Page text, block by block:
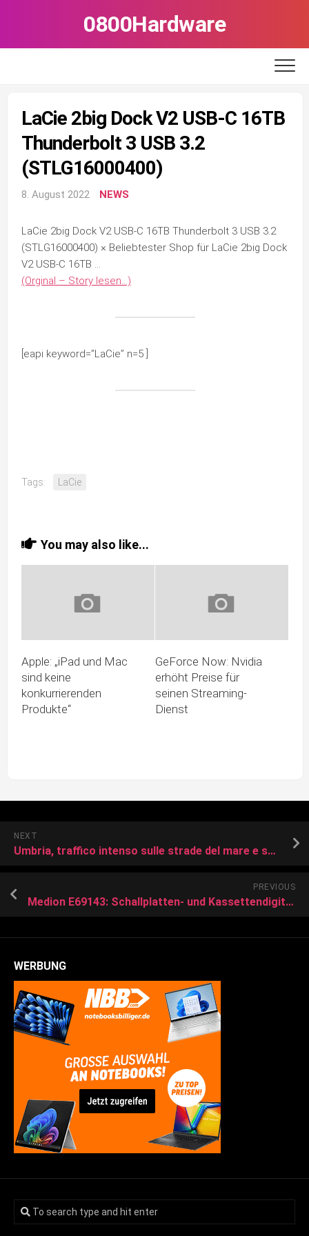
0800Hardware
LaCie 2big Dock V2 USB-C 16TB
Thunderbolt 3 USB 3.2
(STLG16000400)
8. August 2022 NEWS
LaCie 2big Dock V2 USB-C 16TB Thunderbolt 3 USB 3.2
(STLG16000400) × Beliebtester Shop für LaCie 2big Dock
V2 USB-C 16TB …
(Orginal – Story lesen…)
[eapi keyword=”LaCie” n=5 ]
Tags: LaCie
You may also like...
Apple: „iPad und Mac
sind keine
konkurrierenden
Produkte“
GeForce Now: Nvidia
erhöht Preise für
seinen Streaming-
Dienst
NEXT
Umbria, traffico intenso sulle strade del mare e sul raccordo Perugia-Bettolle
PREVIOUS
Medion E69143: Schallplatten- und Kassettendigitalisierer im Test
WERBUNG